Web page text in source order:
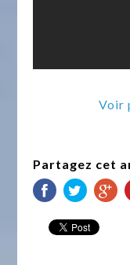
Voir
Partagez cet